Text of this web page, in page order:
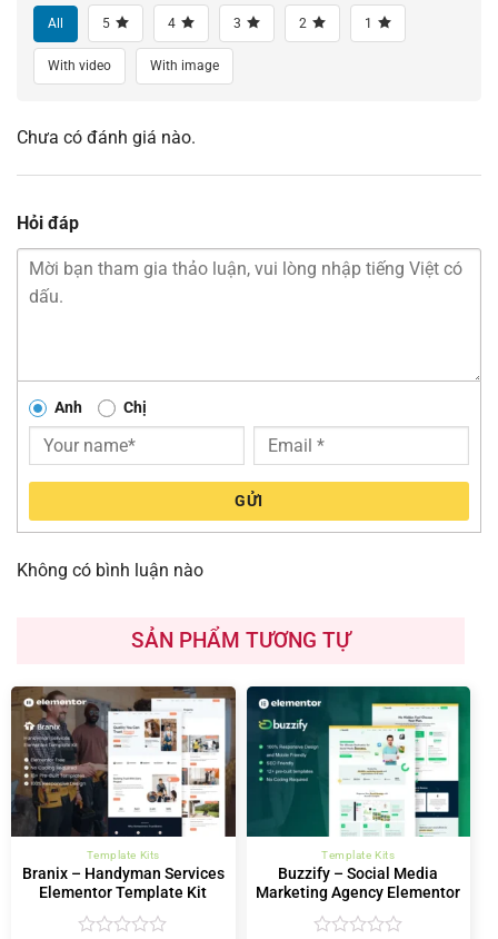
All 5 4 3 2 1
With video With image
Chưa có đánh giá nào.
Hỏi đáp
Anh Chị
GỬI
Không có bình luận nào
SẢN PHẨM TƯƠNG TỰ
Template Kits
Branix – Handyman Services
Elementor Template Kit
Template Kits
Buzzify – Social Media
Marketing Agency Elementor
Template Kit